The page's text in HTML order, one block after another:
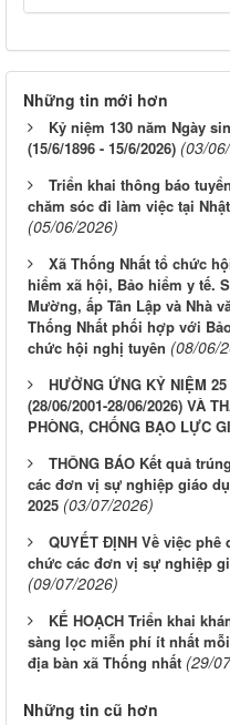
Những tin mới hơn
Kỷ niệm 130 năm Ngày
(15/6/1896 - 15/6/2026) (03/
Triển khai thông báo
chăm sóc đi làm việc tại
(05/06/2026)
Xã Thống Nhất tổ chức
hiểm xã hội, Bảo hiểm y tế.
Mường, ấp Tân Lập và Nhà
Thống Nhất phối hợp với
chức hội nghị tuyên (08/06/
HƯỞNG ỨNG KỶ NIỆM
(28/06/2001-28/06/2026) VÀ
PHÒNG, CHỐNG BẠO LỰC
THÔNG BÁO Kết quả
các đơn vị sự nghiệp giáo
2025 (03/07/2026)
QUYẾT ĐỊNH Về việc
chức các đơn vị sự nghiệp
(09/07/2026)
KẾ HOẠCH Triển khai
sàng lọc miễn phí ít nhất
địa bàn xã Thống nhất (29/
Những tin cũ hơn